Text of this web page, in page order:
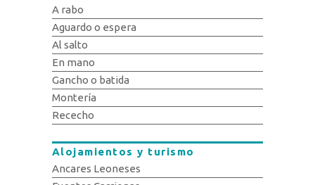
A rabo
Aguardo o espera
Al salto
En mano
Gancho o batida
Montería
Rececho
Alojamientos y turismo
Ancares Leoneses